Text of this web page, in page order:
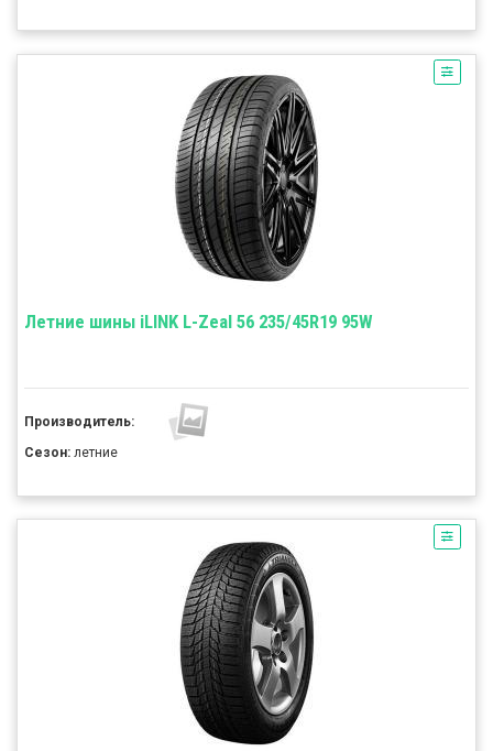
Летние шины iLINK L-Zeal 56 235/45R19 95W
Производитель:
Сезон: летние